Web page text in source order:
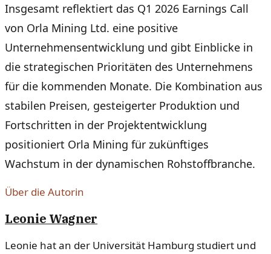
Insgesamt reflektiert das Q1 2026 Earnings Call
von Orla Mining Ltd. eine positive
Unternehmensentwicklung und gibt Einblicke in
die strategischen Prioritäten des Unternehmens
für die kommenden Monate. Die Kombination aus
stabilen Preisen, gesteigerter Produktion und
Fortschritten in der Projektentwicklung
positioniert Orla Mining für zukünftiges
Wachstum in der dynamischen Rohstoffbranche.
Über die Autorin
Leonie Wagner
Leonie hat an der Universität Hamburg studiert und